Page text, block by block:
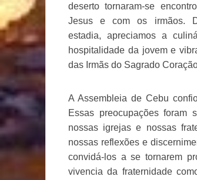
deserto tornaram-se
Jesus e com os irmãos.
estadia, apreciamos a
hospitalidade da jovem e
das Irmãs do Sagrado
A Assembleia de Cebu
Essas preocupações foram
nossas igrejas e nossas
nossas reflexões e
convidá-los a se tornarem
vivencia da fraternidade